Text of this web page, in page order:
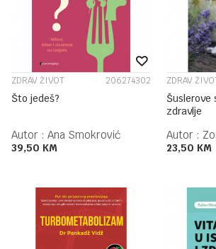
ZDRAV ŽIVOT 206274302
Što jedeš?
Autor : Ana Smokrović
39,50 KM
ZDRAV
Šuslerove
zdravlje
Autor :
23,50 KM